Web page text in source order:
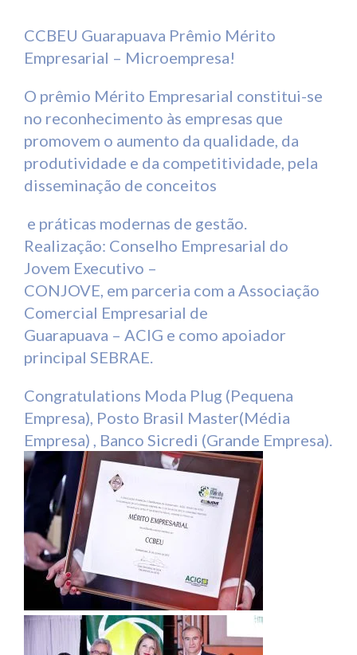
CCBEU Guarapuava Prêmio Mérito
Empresarial – Microempresa!
O prêmio Mérito Empresarial constitui-se
no reconhecimento às empresas que
promovem o aumento da qualidade, da
produtividade e da competitividade, pela
disseminação de conceitos
e práticas modernas de gestão.
Realização: Conselho Empresarial do
Jovem Executivo –
CONJOVE, em parceria com a Associação
Comercial Empresarial de
Guarapuava – ACIG e como apoiador
principal SEBRAE.
Congratulations Moda Plug (Pequena
Empresa), Posto Brasil Master(Média
Empresa) , Banco Sicredi (Grande Empresa).